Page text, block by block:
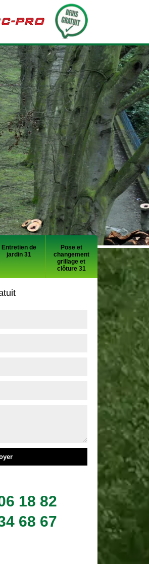
Entretien de
jardin 31
Pose et
changement
grillage et
clôture 31
18 82
68 67